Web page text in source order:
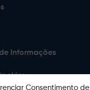
Consentimento de
Informações